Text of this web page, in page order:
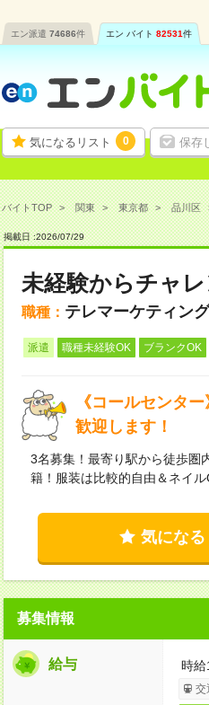
エン派遣 74686件 エン バイト 82531件
気になるリスト 0 保存
バイトTOP 関東 東京都 品川区
掲載日 :2026/07/29
未経験からチャ
職種： テレマーケティン
派遣 職種未経験OK ブランクOK
《コールセンタ
歓迎します！
3名募集！最寄り駅から徒歩圏
籍！服装は比較的自由＆ネイル
気になる
募集情報
給与 時
交